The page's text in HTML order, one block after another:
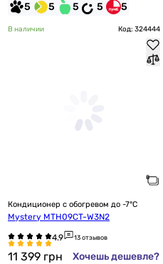
5 5 5 5 5
В наличии Код: 324444
Кондиционер с обогревом до -7°C
Mystery MTH09CT-W3N2
13 отзывов
11 399 грн Хочешь дешевле?